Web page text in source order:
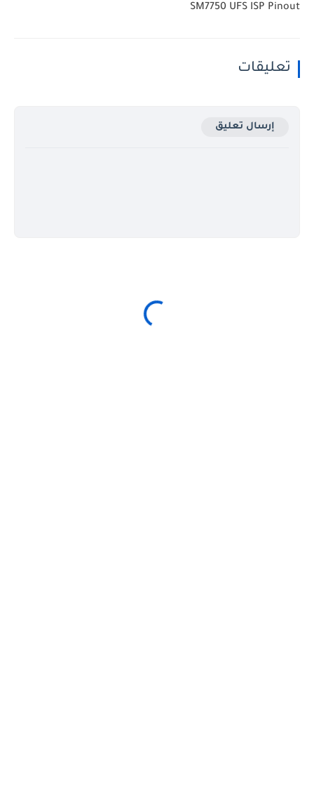
SM7750 UFS ISP Pinout
تعليقات
إرسال تعليق